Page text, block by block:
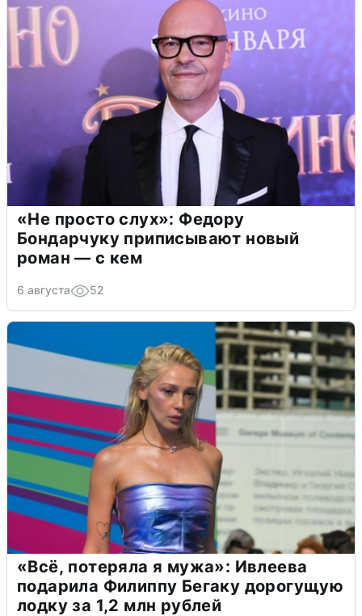
«Не просто слух»: Федору
Бондарчуку приписывают новый
роман — с кем
6 августа 52
«Всё, потеряла я мужа»: Ивлеева
подарила Филиппу Бегаку дорогущую
лодку за 1,2 млн рублей